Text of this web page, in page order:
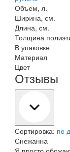
Объем, л.
Ширина, см.
Длина, см.
Толщина
В упаковке
Материал
Цвет
Отзывы
Сортировка: по
Снежанна